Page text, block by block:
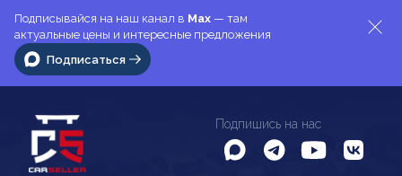
Подписывайся на наш канал в Max — там
актуальные цены и интересные предложения
Подписаться
Подпишись на нас